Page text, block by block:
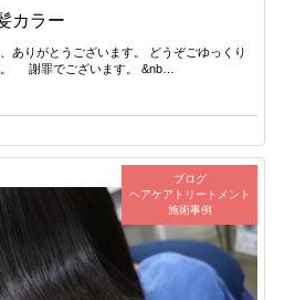
カラー
ありがとうございます。 どうぞごゆっくり
。 謝罪でございます。 &nb…
ブログ
ヘアケアトリートメント
施術事例